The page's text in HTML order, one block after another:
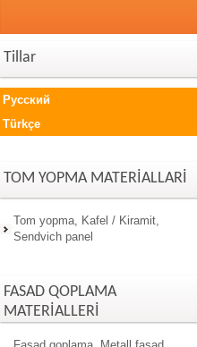
Tillar
Русский
Türkçe
TOM YOPMA MATERİALLARİ
Tom yopma, Kafel / Kiramit,
Sendvich panel
FASAD QOPLAMA
MATERİALLERİ